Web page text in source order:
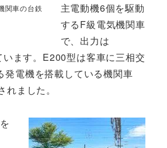
関車の台鉄
主電動機6個を駆動
するF級電気機関車
で、出力は
ます。E200型は客車に三相交
発電機を搭載している機関車
ました。